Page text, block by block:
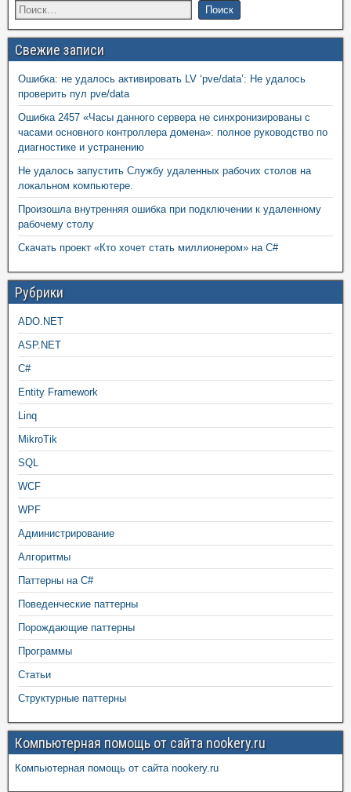
Свежие записи
Ошибка: не удалось активировать LV ‘pve/data’: Не удалось
проверить пул pve/data
Ошибка 2457 «Часы данного сервера не синхронизированы с
часами основного контроллера домена»: полное руководство по
диагностике и устранению
Не удалось запустить Службу удаленных рабочих столов на
локальном компьютере.
Произошла внутренняя ошибка при подключении к удаленному
рабочему столу
Скачать проект «Кто хочет стать миллионером» на C#
Рубрики
ADO.NET
ASP.NET
C#
Entity Framework
Linq
MikroTik
SQL
WCF
WPF
Администрирование
Алгоритмы
Паттерны на C#
Поведенческие паттерны
Порождающие паттерны
Программы
Статьи
Структурные паттерны
Компьютерная помощь от сайта nookery.ru
Компьютерная помощь от сайта nookery.ru